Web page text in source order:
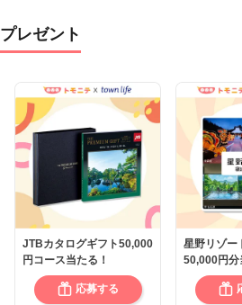
プレゼント
JTBカタログギフト50,000
円コース当たる！
応募する
星野リゾー
50,000円分